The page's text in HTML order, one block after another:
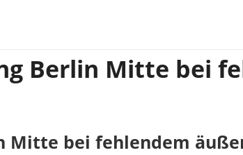
Berlin Mitte bei
Mitte bei fehlendem